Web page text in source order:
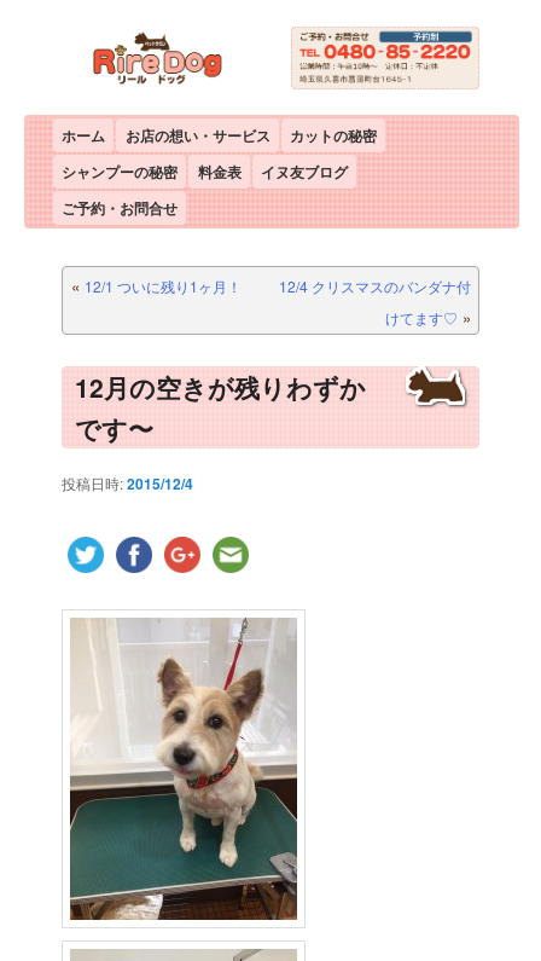
メインメニュー
メインコンテンツへ移動
サブコンテンツへ移動
ホーム お店の想い・サービス
カットの秘密
シャンプーの秘密
料金表
イヌ友ブログ
ご予約・お問合せ
投稿ナビゲーション
« 12/1 ついに残り1ヶ月！
12/4 クリスマスのバンダナ付
けてます♡ »
12月の空きが残りわずか
です〜
投稿日時:2015/12/4